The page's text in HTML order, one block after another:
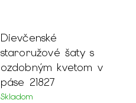
Dievčenské
staroružové šaty s
ozdobným kvetom v
páse 21827
Skladom